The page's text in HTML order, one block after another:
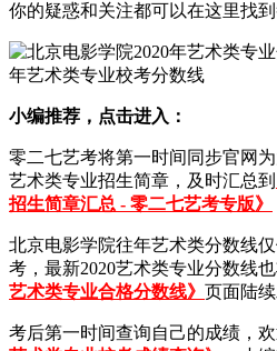
你的疑惑和关注都可以在这里找到
小编推荐，点击进入：
零二七艺考将第一时间同步官网
艺术类专业招生简章，及时汇总到
招生简章汇总 - 零二七艺考专版》
北京电影学院往年艺术类分数线
考，最新2020艺术类专业分数线
艺术类专业合格分数线》 页面陆续
考后第一时间查询自己的成绩，